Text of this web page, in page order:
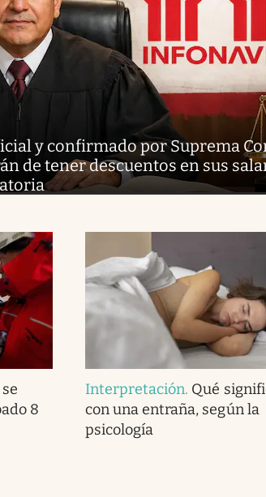
y confirmado por Suprema
de tener descuentos en sus
8
Interpretación. Qué
con una entraña, según la
psicología